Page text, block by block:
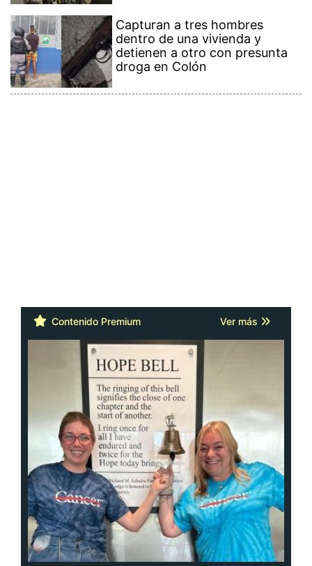
Capturan a tres hombres
dentro de una vivienda y
detienen a otro con presunta
droga en Colón
Contenido Premium Ver más